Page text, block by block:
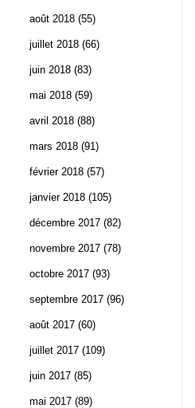
août 2018 (55)
juillet 2018 (66)
juin 2018 (83)
mai 2018 (59)
avril 2018 (88)
mars 2018 (91)
février 2018 (57)
janvier 2018 (105)
décembre 2017 (82)
novembre 2017 (78)
octobre 2017 (93)
septembre 2017 (96)
août 2017 (60)
juillet 2017 (109)
juin 2017 (85)
mai 2017 (89)